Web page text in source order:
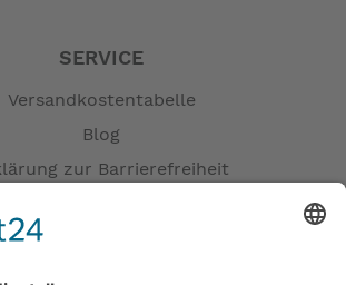
SERVICE
Versandkostentabelle
Blog
zur Barrierefreiheit